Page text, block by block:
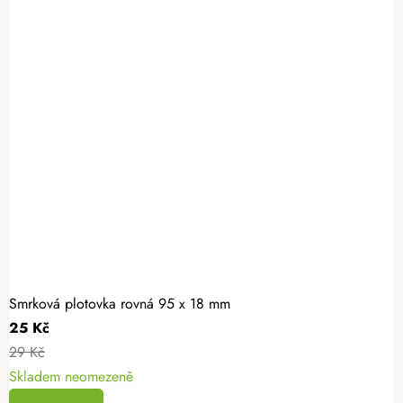
Smrková plotovka rovná 95 x 18 mm
25 Kč
29 Kč
Skladem neomezeně